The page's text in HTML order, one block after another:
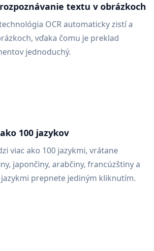
textu v obrázkoch
OCR automaticky zistí a
vďaka čomu je preklad
jednoduchý.
100 jazykov
viac ako 100 jazykmi, vrátane
japončiny, arabčiny, francúzštiny a
prepnete jediným kliknutím.